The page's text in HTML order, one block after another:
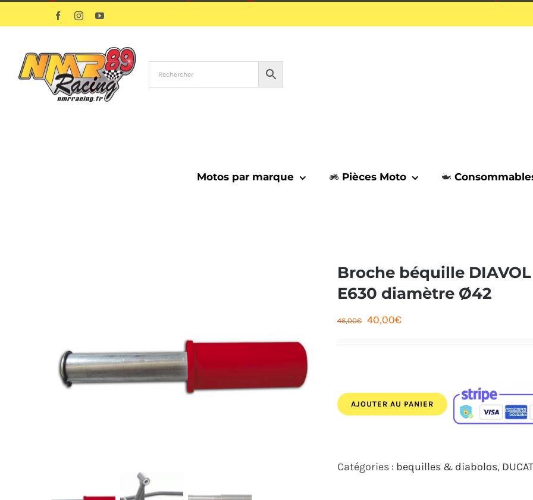
1 septembre.
au
FacebookInstagramYouTube
Motos par marque Pièces Moto
Broche béquille
E630 diamètre Ø42
46,00€ Le
46,00€.
40,00€Le
40,00€.
AJOUTER AU PANIER
Catégories : bequilles & diabolos